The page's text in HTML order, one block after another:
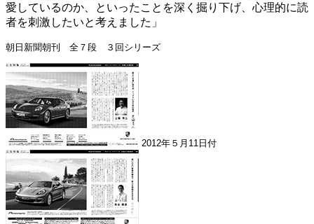
愛しているのか、といったことを深く掘り下げ、心理的に読
者を刺激したいと考えました」
朝日新聞朝刊 全７段 ３回シリーズ
2012年５月11日付